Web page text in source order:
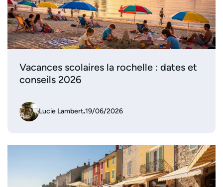
Vacances scolaires la rochelle : dates et
conseils 2026
Lucie Lambert.19/06/2026